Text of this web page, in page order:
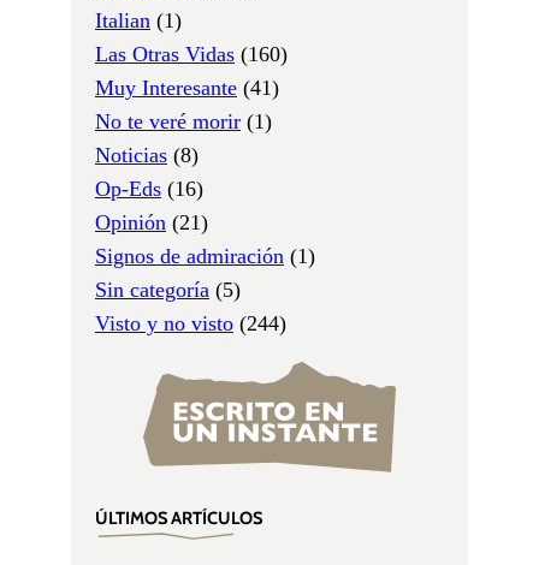
Italian (1)
Las Otras Vidas (160)
Muy Interesante (41)
No te veré morir (1)
Noticias (8)
Op-Eds (16)
Opinión (21)
Signos de admiración (1)
Sin categoría (5)
Visto y no visto (244)
ÚLTIMOS ARTÍCULOS